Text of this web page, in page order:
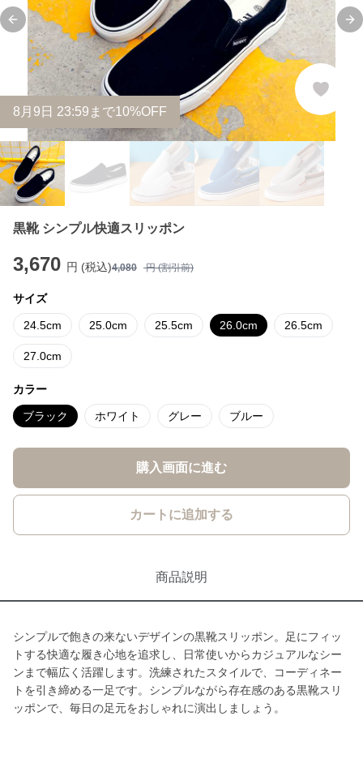
Previous slide
8 月 9 日 23:59まで10%OFF
黒靴 シンプル快適スリッポン
3,670 円 (税込)4,080 円 (割引前)
サイズ
24.5cm 25.0cm 25.5cm 26.0cm 26.5cm
27.0cm
カラー
ブラック ホワイト グレー ブルー
購入画面に進む
カートに追加する
商品説明
シンプルで飽きの来ないデザインの黒靴スリッポン。足にフィッ
トする快適な履き心地を追求し、日常使いからカジュアルなシー
ンまで幅広く活躍します。洗練されたスタイルで、コーディネー
トを引き締める一足です。シンプルながら存在感のある黒靴スリ
ッポンで、毎日の足元をおしゃれに演出しましょう。